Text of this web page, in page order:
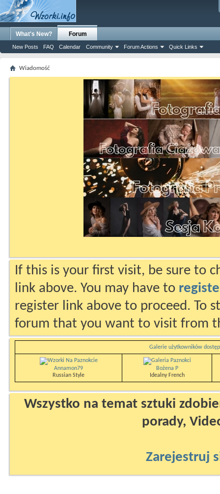
What's New? Forum
New Posts FAQ Calendar Community Forum Actions Quick Links
Wiadomość
If this is your first visit, be sure to
link above. You may have to
register link above to proceed. To
forum that you want to visit from
Galerie użytkowników
Annamon79
Russian Style
Bożena P
Idealny French
Wszystko na temat sztuki
porady,
Zarejestruj